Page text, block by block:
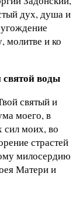
дух, душа и
молитве и ко
воды
святый и
моего, в
сил моих, во
страстей
милосердию
Матери и